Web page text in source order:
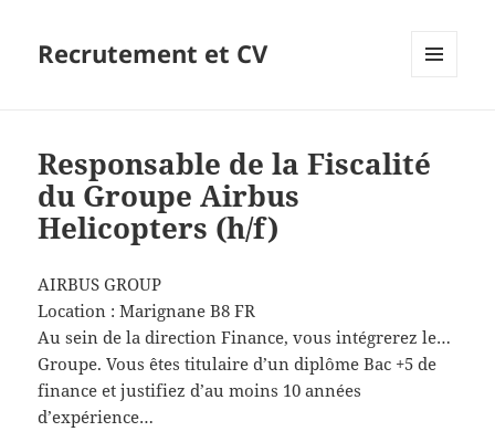
Recrutement et CV
Responsable de la Fiscalité
du Groupe Airbus
Helicopters (h/f)
AIRBUS GROUP
Location :Marignane B8 FR
Au sein de la direction Finance, vous intégrerez le…
Groupe. Vous êtes titulaire d’un diplôme Bac +5 de
finance et justifiez d’au moins 10 années
d’expérience…